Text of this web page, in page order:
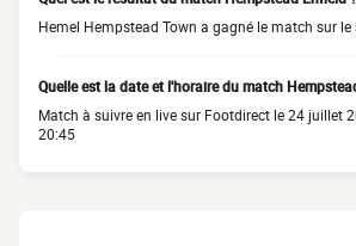
Hemel Hempstead Town a gagné le match sur le
Quelle est la date et l'horaire du match
Match à suivre en live sur Footdirect le 24 juillet
20:45